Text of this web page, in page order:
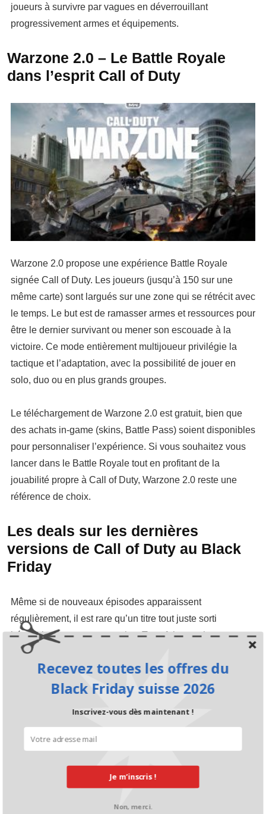
joueurs à survivre par vagues en déverrouillant
progressivement armes et équipements.
Warzone 2.0 – Le Battle Royale
dans l’esprit Call of Duty
Warzone 2.0 propose une expérience Battle Royale
signée Call of Duty. Les joueurs (jusqu’à 150 sur une
même carte) sont largués sur une zone qui se rétrécit avec
le temps. Le but est de ramasser armes et ressources pour
être le dernier survivant ou mener son escouade à la
victoire. Ce mode entièrement multijoueur privilégie la
tactique et l’adaptation, avec la possibilité de jouer en
solo, duo ou en plus grands groupes.
Le téléchargement de Warzone 2.0 est gratuit, bien que
des achats in-game (skins, Battle Pass) soient disponibles
pour personnaliser l’expérience. Si vous souhaitez vous
lancer dans le Battle Royale tout en profitant de la
jouabilité propre à Call of Duty, Warzone 2.0 reste une
référence de choix.
Les deals sur les dernières
versions de Call of Duty au Black
Friday
Même si de nouveaux épisodes apparaissent
régulièrement, il est rare qu’un titre tout juste sorti
bénéficie d’une grosse remise. Toutefois, on observe
parfois des offres intéressantes, par exemple un bundle
combinant une console (PS5, Xbox Series X) avec le
dernier Call of Duty. De même, une réduction de –10 %
Black Friday ou même du
Warzone 2.0 étant gratuit, on ne parle pas à proprement
parler de réduction. Néanmoins, certaines
Je m’inscris !
Recevez toutes les offres du
Black Friday suisse 2026
Inscrivez-vous dès maintenant !
Non, merci.